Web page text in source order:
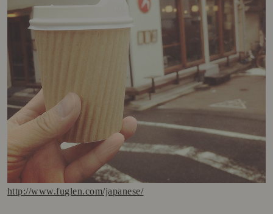
http://www.fuglen.com/japanese/